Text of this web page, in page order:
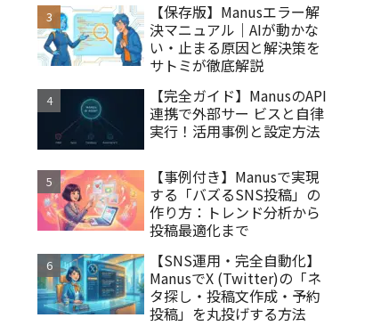
【保存版】Manusエラー解
決マニュアル｜AIが動かな
い・止まる原因と解決策を
サトミが徹底解説
【完全ガイド】ManusのAPI
連携で外部サー ビスと自律
実行！活用事例と設定方法
【事例付き】Manusで実現
する「バズるSNS投稿」の
作り方：トレンド分析から
投稿最適化まで
【SNS運用・完全自動化】
ManusでX (Twitter)の「ネ
タ探し・投稿文作成・予約
投稿」を丸投げする方法